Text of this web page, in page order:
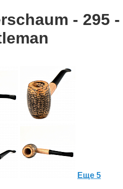
- 295 -
Еще 5